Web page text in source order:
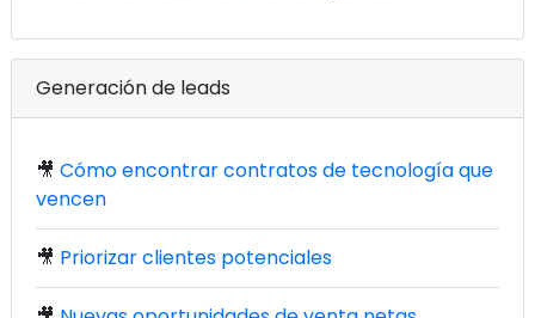
Generación de leads
🎥 Cómo encontrar contratos de tecnología que
vencen
🎥 Priorizar clientes potenciales